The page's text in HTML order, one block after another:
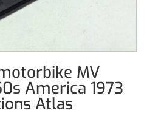
MV
America 1973
Atlas